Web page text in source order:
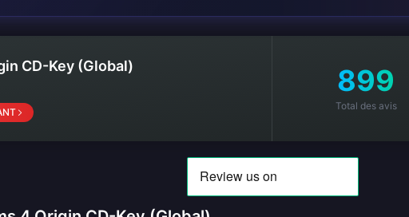
CD-Key (Global) 899
Total des avis